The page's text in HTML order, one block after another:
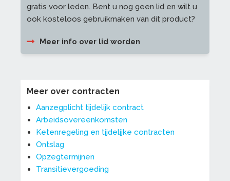
gratis voor leden. Bent u nog geen lid en wilt u
ook kosteloos gebruikmaken van dit product?
Meer info over lid worden
Meer over contracten
Aanzegplicht tijdelijk contract
Arbeidsovereenkomsten
Ketenregeling en tijdelijke contracten
Ontslag
Opzegtermijnen
Transitievergoeding